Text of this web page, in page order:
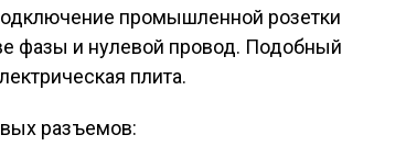
промышленной розетки
фазы и нулевой провод. Подобный
плита.
разъемов: